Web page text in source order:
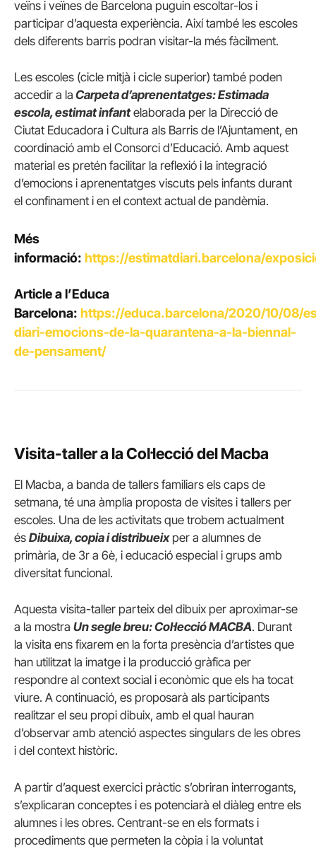
veïns i veïnes de Barcelona puguin escoltar-los i
participar d’aquesta experiència. Així també les escoles
dels diferents barris podran visitar-la més fàcilment.
Les escoles (cicle mitjà i cicle superior) també poden
accedir a la Carpeta d’aprenentatges: Estimada
escola, estimat infantelaborada per la Direcció de
Ciutat Educadora i Cultura als Barris de l’Ajuntament, en
coordinació amb el Consorci d’Educació. Amb aquest
material es pretén facilitar la reflexió i la integració
d’emocions i aprenentatges viscuts pels infants durant
el confinament i en el context actual de pandèmia.
Més
informació: https://estimatdiari.barcelona/
Article a l’Educa
Barcelona: https://educa.barcelona/2020/10/08/
diari-emocions-de-la-quarantena-a-la-biennal-
de-pensament/
Visita-taller a la Col·lecció del Macba
El Macba, a banda de tallers familiars els caps de
setmana, té una àmplia proposta de visites i tallers per
escoles. Una de les activitats que trobem actualment
és Dibuixa, copia i distribueixper a alumnes de
primària, de 3r a 6è, i educació especial i grups amb
diversitat funcional.
Aquesta visita-taller parteix del dibuix per aproximar-se
a la mostra Un segle breu: Col·lecció MACBA. Durant
la visita ens fixarem en la forta presència d’artistes que
han utilitzat la imatge i la producció gràfica per
respondre al context social i econòmic que els ha tocat
viure. A continuació, es proposarà als participants
realitzar el seu propi dibuix, amb el qual hauran
d’observar amb atenció aspectes singulars de les obres
i del context històric.
A partir d’aquest exercici pràctic s’obriran interrogants,
s’explicaran conceptes i es potenciarà el diàleg entre els
alumnes i les obres. Centrant-se en els formats i
procediments que permeten la còpia i la voluntat